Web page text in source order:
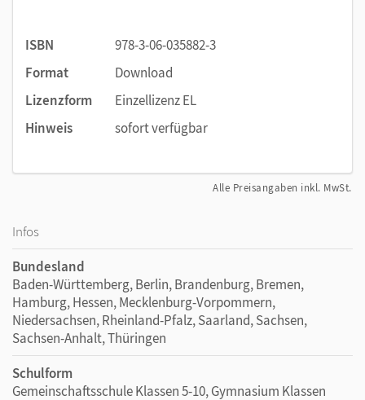
ISBN
978-3-06-035882-3
Format
Download
Lizenzform
Einzellizenz EL
Hinweis
sofort verfügbar
Alle Preisangaben inkl. MwSt.
Infos
Bundesland
Baden-Württemberg, Berlin, Brandenburg, Bremen,
Hamburg, Hessen, Mecklenburg-Vorpommern,
Niedersachsen, Rheinland-Pfalz, Saarland, Sachsen,
Sachsen-Anhalt, Thüringen
Schulform
Gemeinschaftsschule Klassen 5-10, Gymnasium Klassen